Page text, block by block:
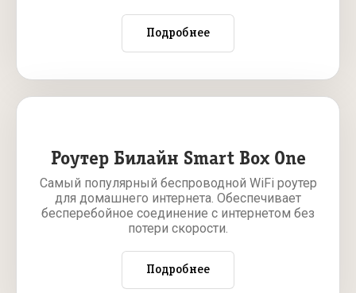
Подробнее
Роутер Билайн Smart Box One
Самый популярный беспроводной WiFi роутер
для домашнего интернета. Обеспечивает
бесперебойное соединение с интернетом без
потери скорости.
Подробнее